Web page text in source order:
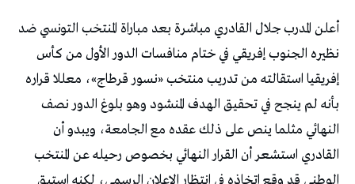
أعلن المدرب جلال القادري مباشرة بعد مباراة المنتخب التونسي ضد
نظيره الجنوب إفريقي في ختام منافسات الدور الأول من كأس
إفريقيا استقالته من تدريب منتخب «نسور قرطاج»، معللا قراره
بأنه لم ينجح في تحقيق الهدف المنشود وهو بلوغ الدور نصف
النهائي مثلما ينص على ذلك عقده مع الجامعة، ويبدو أن
القادري استشعر أن القرار النهائي بخصوص رحيله عن المنتخب